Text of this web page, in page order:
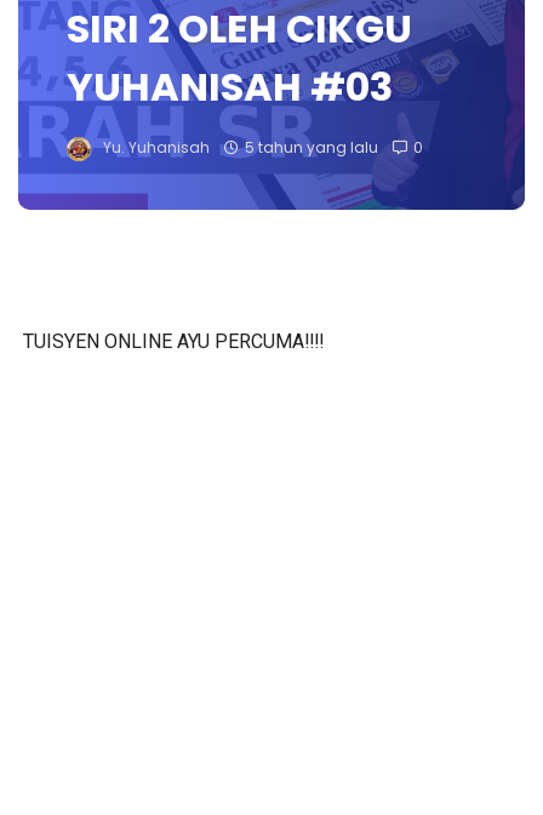
SIRI 2 OLEH CIKGU
YUHANISAH #03
Yu. Yuhanisah 5 tahun yang lalu 0
TUISYEN ONLINE AYU PERCUMA‼️‼️